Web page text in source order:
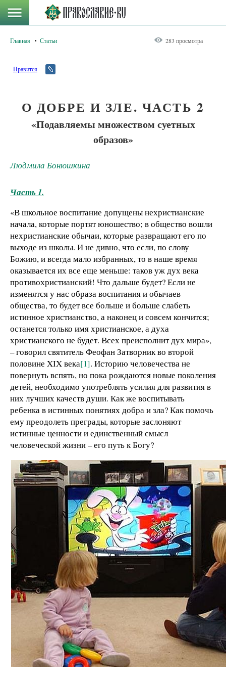
Главная Статьи 283 просмотра
Нравится
О ДОБРЕ И ЗЛЕ. ЧАСТЬ 2
«Подавляемы множеством суетных
образов»
Людмила Бонюшкина
Часть 1.
«В школьное воспитание допущены нехристианские
начала, которые портят юношество; в общество вошли
нехристианские обычаи, которые развращают его по
выходе из школы. И не дивно, что если, по слову
Божию, и всегда мало избранных, то в наше время
оказывается их все еще меньше: таков уж дух века
противохристианский! Что дальше будет? Если не
изменятся у нас образа воспитания и обычаев
общества, то будет все больше и больше слабеть
истинное христианство, а наконец и совсем кончится;
останется только имя христианское, а духа
христианского не будет. Всех преисполнит дух мира»,
– говорил святитель Феофан Затворник во второй
половине XIX века[1]. Историю человечества не
повернуть вспять, но пока рождаются новые поколения
детей, необходимо употреблять усилия для развития в
них лучших качеств души. Как же воспитывать
ребенка в истинных понятиях добра и зла? Как помочь
ему преодолеть преграды, которые заслоняют
истинные ценности и единственный смысл
человеческой жизни – его путь к Богу?